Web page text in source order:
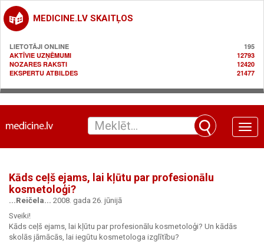
MEDICINE.LV SKAITĻOS
LIETOTĀJI ONLINE
195
AKTĪVIE UZŅĒMUMI
12793
NOZARES RAKSTI
12420
EKSPERTU ATBILDES
21477
Toggle
Kāds ceļš ejams, lai kļūtu par profesionālu
kosmetoloģi?
...Reičela... 2008. gada 26. jūnijā
Sveiki!
Kāds ceļš ejams, lai kļūtu par profesionālu kosmetoloģi? Un kādās
skolās jāmācās, lai iegūtu kosmetologa izglītību?